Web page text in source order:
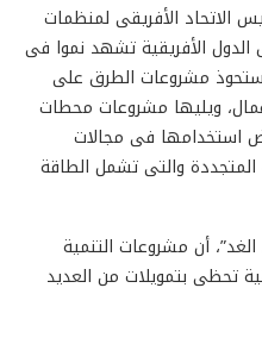
الاتحاد الأفريقى لمنظمات
الدول الأفريقية تشهد نموا فى
مشروعات الطرق على
ويليها مشروعات محطات
استخدامها فى مجالات
المتجددة والتى تشمل الطاقة
أن مشروعات التنمية
تحظى بتمويلات من العديد